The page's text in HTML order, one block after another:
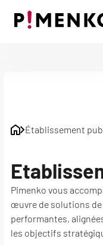
Établissement
Pimenko vous
œuvre de solutions
performantes,
les objectifs